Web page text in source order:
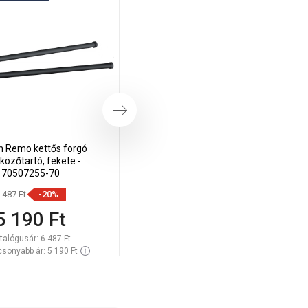
Remo kettős forgó
fekete -
70507255-70
487 Ft -20%
190 Ft
6 487 Ft
ár: 5 190 Ft
Következő